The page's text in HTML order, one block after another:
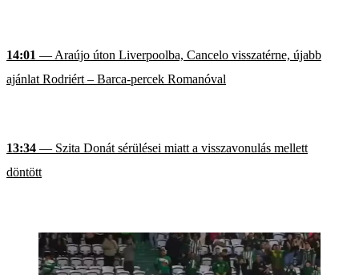
14:01 — Araújo úton Liverpoolba, Cancelo visszatérne, újabb
ajánlat Rodriért – Barca-percek Romanóval
13:34 — Szita Donát sérülései miatt a visszavonulás mellett
döntött